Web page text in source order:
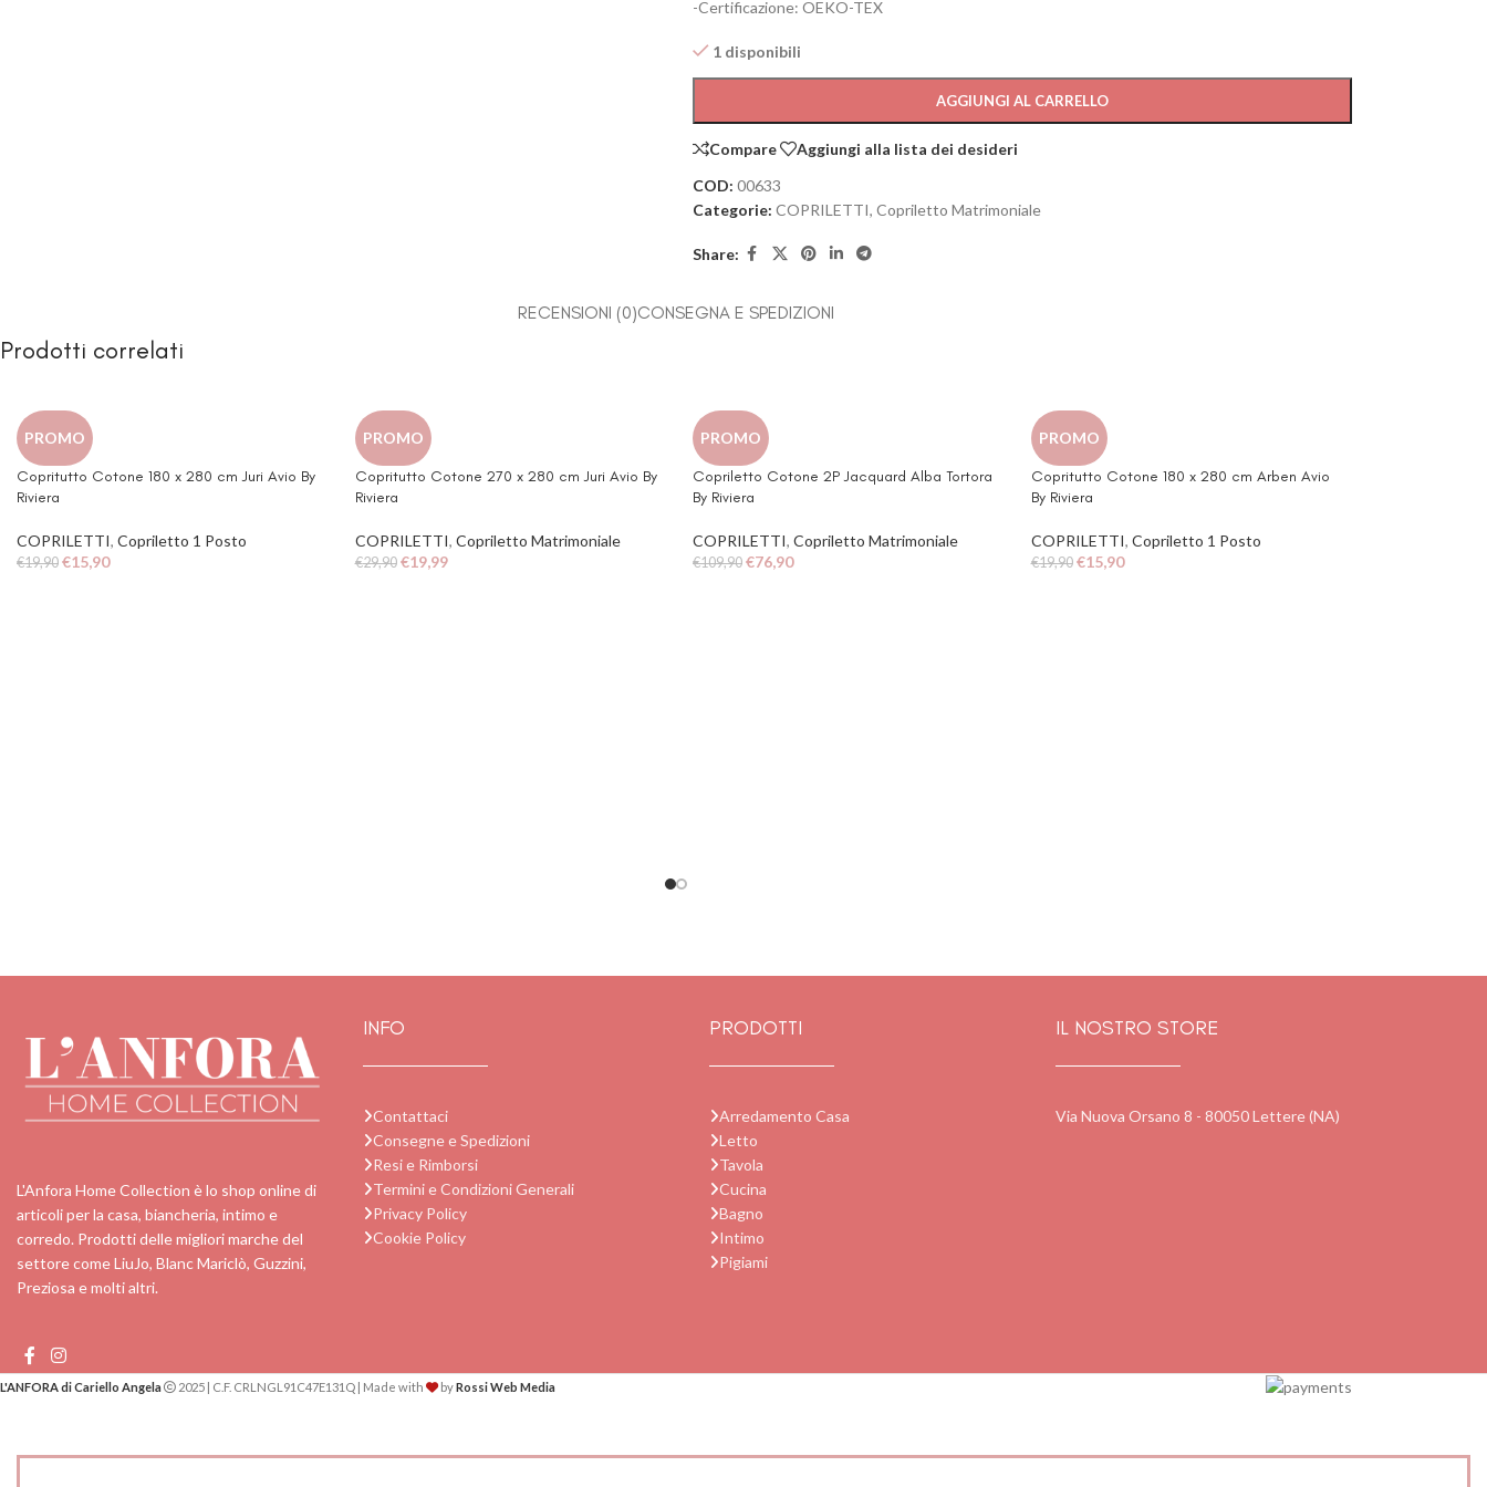
-Certificazione: OEKO-TEX
1 disponibili
AGGIUNGI AL CARRELLO
Compare
Aggiungi alla lista dei desideri
COD: 00633
Categorie: COPRILETTI, Copriletto Matrimoniale
Share:
RECENSIONI (0)CONSEGNA E SPEDIZIONI
Prodotti correlati
PROMO
Copritutto Cotone 180 x 280 cm Juri Avio By
Riviera
COPRILETTI, Copriletto 1 Posto
€19,90 €15,90
PROMO
Copritutto Cotone 270 x 280 cm Juri Avio By
Riviera
COPRILETTI, Copriletto Matrimoniale
€29,90 €19,99
PROMO
Copriletto Cotone 2P Jacquard Alba Tortora
By Riviera
COPRILETTI, Copriletto Matrimoniale
€109,90 €76,90
PROMO
Copritutto Cotone 180 x 280 cm Arben Avio
By Riviera
COPRILETTI, Copriletto 1 Posto
€19,90 €15,90
L'Anfora Home Collection è lo shop online di
articoli per la casa, biancheria, intimo e
corredo. Prodotti delle migliori marche del
settore come LiuJo, Blanc Mariclò, Guzzini,
Preziosa e molti altri.
INFO
Contattaci
Consegne e Spedizioni
Resi e Rimborsi
Termini e Condizioni Generali
Privacy Policy
Cookie Policy
PRODOTTI
Arredamento Casa
Letto
Tavola
Cucina
Bagno
Intimo
Pigiami
IL NOSTRO STORE
Via Nuova Orsano 8 - 80050 Lettere (NA)
L'ANFORA di Cariello Angela 2025 | C.F. CRLNGL91C47E131Q | Made with byRossi Web Media